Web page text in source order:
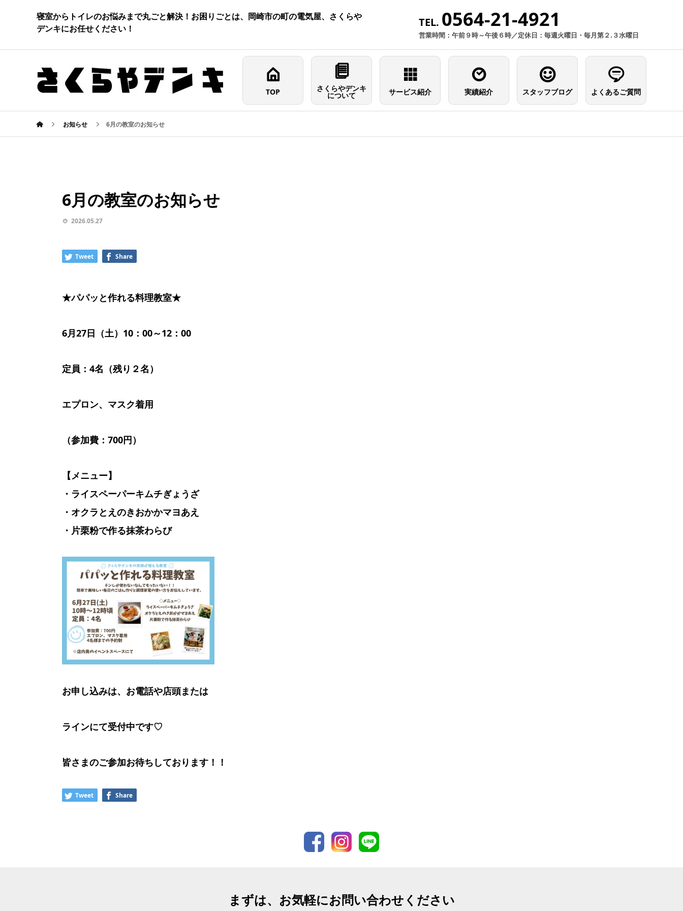
寝室からトイレのお悩みまで丸ごと解決！お困りごとは、岡崎市の町の電気屋、さくらや
デンキにお任せください！
TEL. 0564-21-4921
営業時間：午前９時～午後６時／定休日：毎週火曜日・毎月第２.３水曜日
TOP さくらやデンキ
について サービス紹介 実績紹介 スタッフブログ よくあるご質問
お知らせ 6月の教室のお知らせ
6月の教室のお知らせ
2026.05.27
Tweet Share
★パパッと作れる料理教室★
6月27日（土）10：00～12：00
定員：4名（残り２名）
エプロン、マスク着用
（参加費：700円）
【メニュー】
・ライスペーパーキムチぎょうざ
・オクラとえのきおかかマヨあえ
・片栗粉で作る抹茶わらび
お申し込みは、お電話や店頭または
ラインにて受付中です♡
皆さまのご参加お待ちしております！！
Tweet Share
まずは、お気軽にお問い合わせください